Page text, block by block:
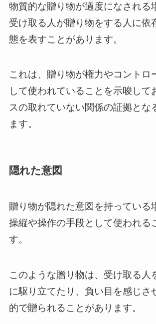
物質的な贈り物が過度になされる
受け取る人が贈り物をする人に依
態を表すことがあります。
これは、贈り物が権力やコントロ
して使われていることを示唆して
スの取れていない関係の証拠とな
ます。
隠れた意図
贈り物が隠れた意図を持っている
操縦や操作の手段として使われる
す。
このような贈り物は、受け取る人
に駆り立てたり、負い目を感じさ
的で贈られることがあります。